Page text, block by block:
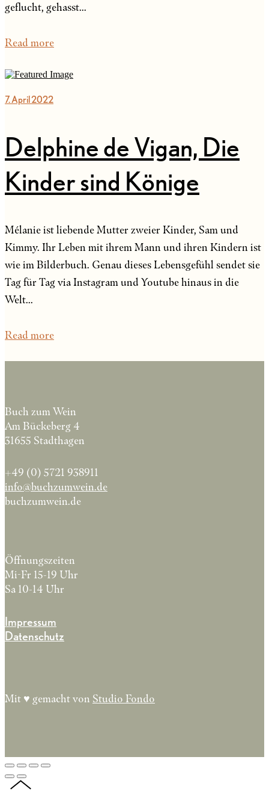
geflucht, gehasst...
Read more
7. April 2022
Delphine de Vigan, Die
Kinder sind Könige
Mélanie ist liebende Mutter zweier Kinder, Sam und
Kimmy. Ihr Leben mit ihrem Mann und ihren Kindern ist
wie im Bilderbuch. Genau dieses Lebensgefühl sendet sie
Tag für Tag via Instagram und Youtube hinaus in die
Welt...
Read more
Buch zum Wein
Am Bückeberg 4
31655 Stadthagen
+49 (0) 5721 938911
info@buchzumwein.de
buchzumwein.de
Öffnungszeiten
Mi-Fr 15-19 Uhr
Sa 10-14 Uhr
Impressum
Datenschutz
Mit ♥︎ gemacht von Studio Fondo